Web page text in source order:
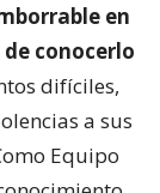
en
conocerlo
difíciles,
a sus
Equipo